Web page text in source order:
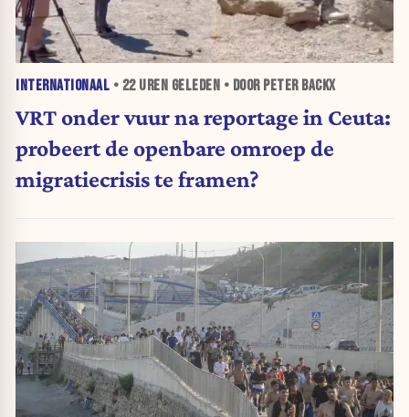
INTERNATIONAAL • 22 UREN GELEDEN • DOOR PETER BACKX
VRT onder vuur na reportage in Ceuta:
probeert de openbare omroep de
migratiecrisis te framen?